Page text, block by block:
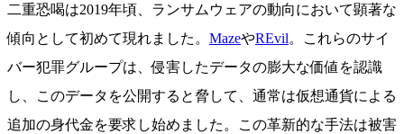
二重恐喝は2019年頃、ランサムウェアの動向において顕著な
傾向として初めて現れました。 MazeやREvil。これらのサイ
バー犯罪グループは、侵害したデータの膨大な価値を認識
し、このデータを公開すると脅して、通常は仮想通貨による
追加の身代金を要求し始めました。この革新的な手法は被害